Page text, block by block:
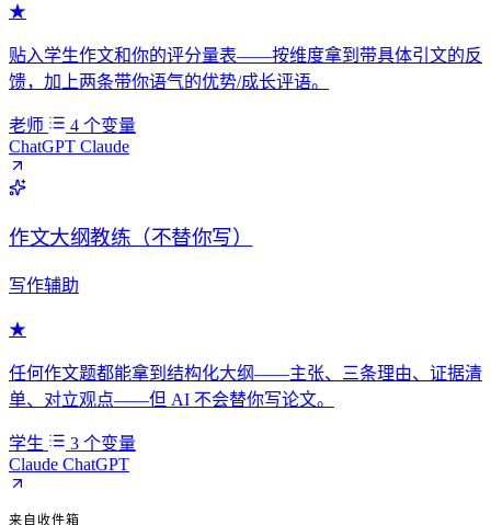
★
贴入学生作文和你的评分量表——按维度拿到带具体引文的反
馈，加上两条带你语气的优势/成长评语。
老师
4 个变量
ChatGPT Claude
作文大纲教练（不替你写）
写作辅助
★
任何作文题都能拿到结构化大纲——主张、三条理由、证据清
单、对立观点——但 AI 不会替你写论文。
学生
3 个变量
Claude ChatGPT
来自收件箱